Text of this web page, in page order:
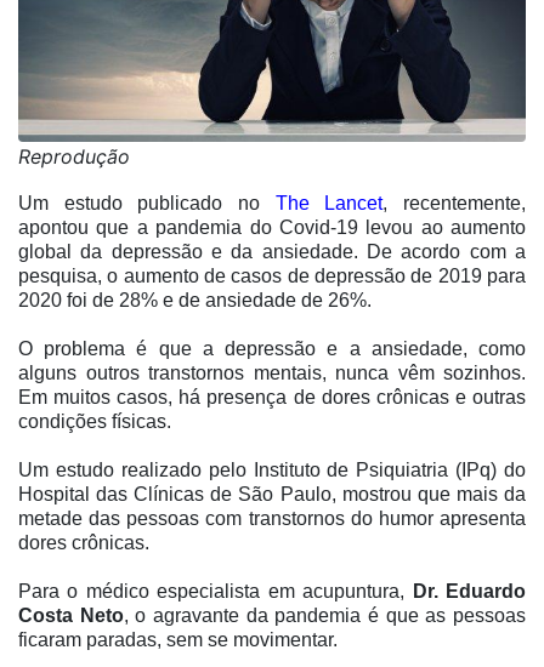
Reprodução
Um estudo publicado no The Lancet, recentemente,
apontou que a pandemia do Covid-19 levou ao aumento
global da depressão e da ansiedade. De acordo com a
pesquisa, o aumento de casos de depressão de 2019 para
2020 foi de 28% e de ansiedade de 26%.
O problema é que a depressão e a ansiedade, como
alguns outros transtornos mentais, nunca vêm sozinhos.
Em muitos casos, há presença de dores crônicas e outras
condições físicas.
Um estudo realizado pelo Instituto de Psiquiatria (IPq) do
Hospital das Clínicas de São Paulo, mostrou que mais da
metade das pessoas com transtornos do humor apresenta
dores crônicas.
Para o médico especialista em acupuntura,
Dr. Eduardo
Costa Neto, o agravante da pandemia é que as pessoas
ficaram paradas, sem se movimentar.